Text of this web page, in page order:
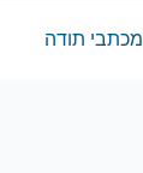
מכתבי תודה